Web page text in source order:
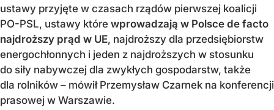
ustawy przyjęte w czasach rządów pierwszej koalicji
PO-PSL, ustawy które wprowadzają w Polsce de facto
najdroższy prąd w UE, najdroższy dla przedsiębiorstw
energochłonnych i jeden z najdroższych w stosunku
do siły nabywczej dla zwykłych gospodarstw, także
dla rolników – mówił Przemysław Czarnek na konferencji
prasowej w Warszawie.